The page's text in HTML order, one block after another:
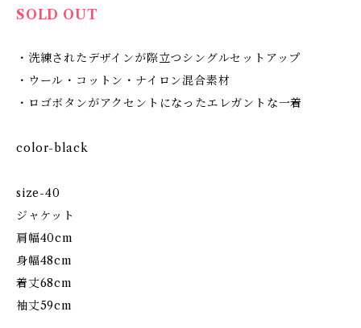
SOLD OUT
・洗練されたデザインが際立つシングルセットアップ
・ウール・コットン・ナイロン混合素材
・ロゴボタンがアクセントになったエレガントな一着
color-black
size-40
ジャケット
肩幅40cm
身幅48cm
着丈68cm
袖丈59cm